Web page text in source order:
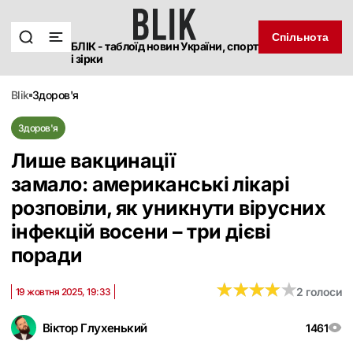
БЛІК - таблоїд новин України, спорт
і зірки
Спільнота
blik здоров'я
Здоров'я
Лише вакцинації
замало: американські лікарі
розповіли, як уникнути вірусних
інфекцій восени – три дієві
поради
Віктор Глухенький 1461
19 жовтня 2025, 19:33 ★★★★★
★★★★★2 голоси